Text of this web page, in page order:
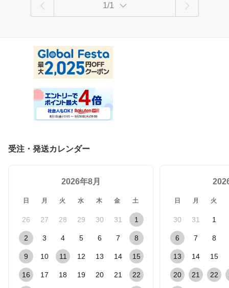
1/1
受注・発送カレンダー
2026年8月
日 月 火 水 木 金 土
26 27 28 29 30 31 1
2 3 4 5 6 7 8
9 10 11 12 13 14 15
16 17 18 19 20 21 22
日 月 火
30 31 1
6 7 8
13 14 15
20 21 22